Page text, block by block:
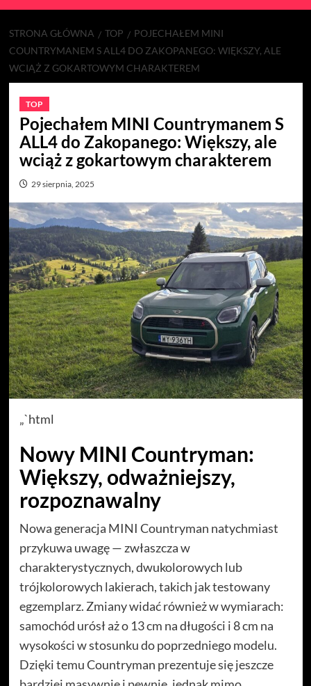
STRONA GŁÓWNA TOP
POJECHAŁEM MINI
COUNTRYMANEM S ALL4 DO ZAKOPANEGO: WIĘKSZY, ALE
WCIĄŻ Z GOKARTOWYM CHARAKTEREM
TOP
Pojechałem MINI Countrymanem S
ALL4 do Zakopanego: Większy, ale
wciąż z gokartowym charakterem
29 sierpnia, 2025
„`html
Nowy MINI Countryman:
Większy, odważniejszy,
rozpoznawalny
Nowa generacja MINI Countryman natychmiast
przykuwa uwagę — zwłaszcza w
charakterystycznych, dwukolorowych lub
trójkolorowych lakierach, takich jak testowany
egzemplarz. Zmiany widać również w wymiarach:
samochód urósł aż o 13 cm na długości i 8 cm na
wysokości w stosunku do poprzedniego modelu.
Dzięki temu Countryman prezentuje się jeszcze